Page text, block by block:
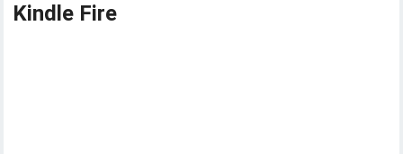
Kindle Fire